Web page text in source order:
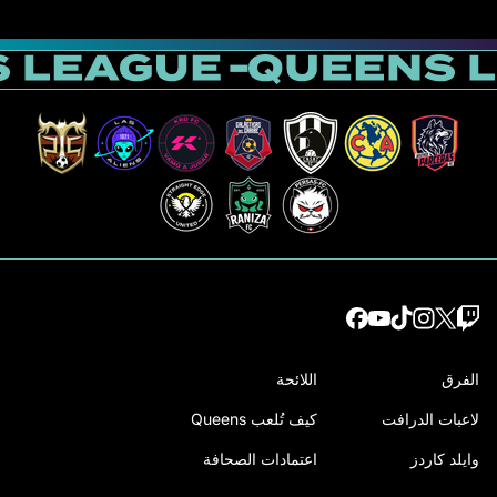
الفرق
لاعبات الدرافت
وايلد كاردز
اللائحة
كيف تُلعب Queens
اعتمادات الصحافة